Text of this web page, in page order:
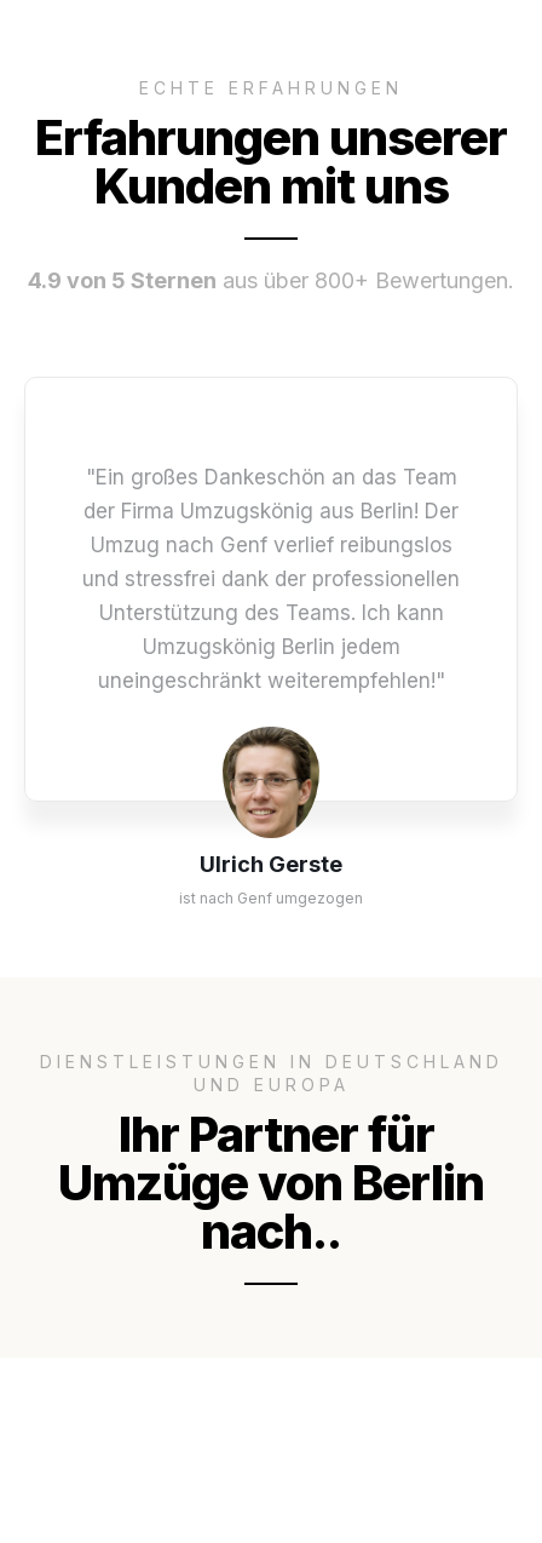
ECHTE ERFAHRUNGEN
Erfahrungen unserer
Kunden mit uns
4.9 von 5 Sternen aus über 800+ Bewertungen.
Ulrich Gerste
ist nach Genf umgezogen
"Ein großes Dankeschön an das Team
der Firma Umzugskönig aus Berlin! Der
Umzug nach Genf verlief reibungslos
und stressfrei dank der professionellen
Unterstützung des Teams. Ich kann
Umzugskönig Berlin jedem
uneingeschränkt weiterempfehlen!"
DIENSTLEISTUNGEN IN DEUTSCHLAND
UND EUROPA
Ihr Partner für
Umzüge von Berlin
nach..